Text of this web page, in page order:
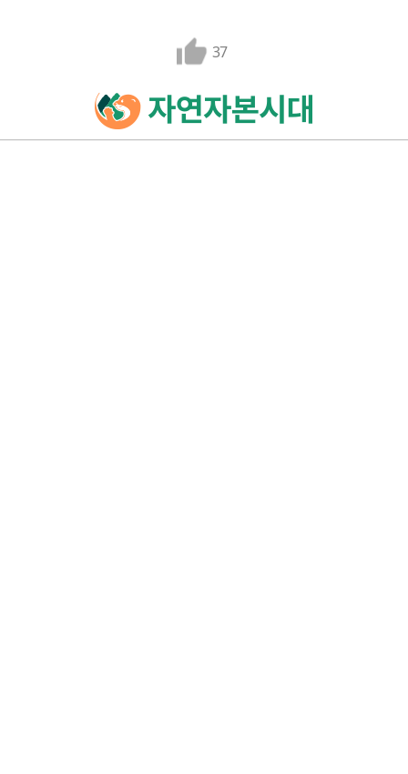
37